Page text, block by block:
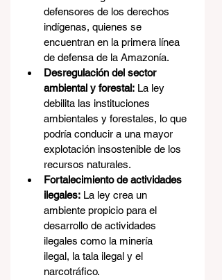
defensores de los derechos
indígenas, quienes se
encuentran en la primera línea
de defensa de la Amazonía.
Desregulación del sector
ambiental y forestal: La ley
debilita las instituciones
ambientales y forestales, lo que
podría conducir a una mayor
explotación insostenible de los
recursos naturales.
Fortalecimiento de actividades
ilegales: La ley crea un
ambiente propicio para el
desarrollo de actividades
ilegales como la minería
ilegal, la tala ilegal y el
narcotráfico.